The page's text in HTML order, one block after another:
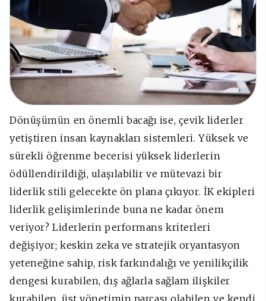
Dönüşümün en önemli bacağı ise, çevik liderler
yetiştiren insan kaynakları sistemleri. Yüksek ve
sürekli öğrenme becerisi yüksek liderlerin
ödüllendirildiği, ulaşılabilir ve mütevazi bir
liderlik stili gelecekte ön plana çıkıyor. İK ekipleri
liderlik gelişimlerinde buna ne kadar önem
veriyor? Liderlerin performans kriterleri
değişiyor; keskin zeka ve stratejik oryantasyon
yeteneğine sahip, risk farkındalığı ve yenilikçilik
dengesi kurabilen, dış ağlarla sağlam ilişkiler
kurabilen, üst yönetimin parçası olabilen ve kendi